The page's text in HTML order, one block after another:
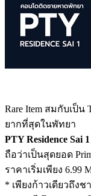
Rare Item สมกับเป็
ยากที่สุดในพัทยา
PTY Residence Sai
ถือว่าเป็นสุดยอด
ราคาเริ่มเพียง 6.99
* เพียงก้าวเดียวถึงช